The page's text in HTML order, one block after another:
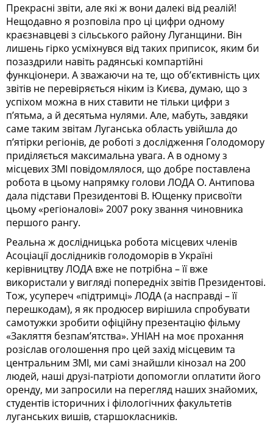
Прекрасні звіти, але які ж вони далекі від реалій!
Нещодавно я розповіла про ці цифри одному
краєзнавцеві з сільського району Луганщини. Він
лишень гірко усміхнувся від таких приписок, яким би
позаздрили навіть радянські компартійні
функціонери. А зважаючи на те, що об’єктивність цих
звітів не перевіряється ніким із Києва, думаю, що з
успіхом можна в них ставити не тільки цифри з
п’ятьма, а й десятьма нулями. Але, мабуть, завдяки
саме таким звітам Луганська область увійшла до
п’ятірки регіонів, де роботі з дослідження Голодомору
приділяється максимальна увага. А в одному з
місцевих ЗМІ повідомлялося, що добре поставлена
робота в цьому напрямку голови ЛОДА О. Антипова
дала підстави Президентові В. Ющенку присвоїти
цьому «регіоналові» 2007 року звання чиновника
першого рангу.
Реальна ж дослідницька робота місцевих членів
Асоціації дослідників голодоморів в Україні
керівництву ЛОДА вже не потрібна – її вже
використали у вигляді попередніх звітів Президентові.
Тож, усупереч «підтримці» ЛОДА (а насправді – її
перешкодам), я як продюсер вирішила спробувати
самотужки зробити офіційну презентацію фільму
«Закляття безпам’ятства». УНІАН на моє прохання
розіслав оголошення про цей захід місцевим та
центральним ЗМІ, ми самі знайшли кінозал на 200
людей, наші друзі-патріоти допомогли оплатити його
оренду, ми запросили на перегляд наших знайомих,
студентів історичних і філологічних факультетів
луганських вишів, старшокласників.